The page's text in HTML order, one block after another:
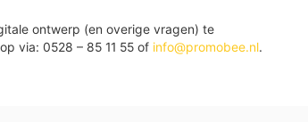
ontwerp (en overige vragen) te
via: 0528 – 85 11 55 of info@promobee.nl.